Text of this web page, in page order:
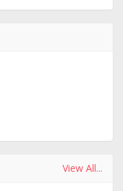
View All...